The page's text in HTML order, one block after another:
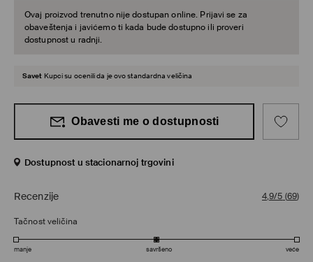
Ovaj proizvod trenutno nije dostupan online. Prijavi se za
obaveštenja i javićemo ti kada bude dostupno ili proveri
dostupnost u radnji.
Savet Kupci su ocenili da je ovo standardna veličina
Obavesti me o dostupnosti
Dostupnost u stacionarnoj trgovini
Recenzije 4,9/5 (69)
Tačnost veličina
manje savršeno veće